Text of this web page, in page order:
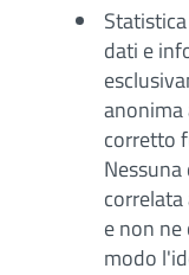
dati e
corretto
e non
modo